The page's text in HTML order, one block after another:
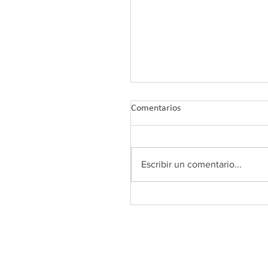
Comentarios
Escribir un comentario...